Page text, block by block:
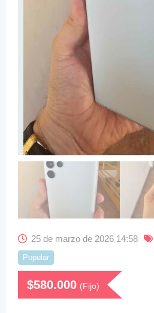
25 de marzo de 2026 14:58
Popular
$580.000 (Fijo)